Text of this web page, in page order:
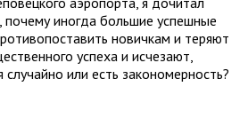
почему иногда большие успешные
новичкам и теряют
успеха и исчезают,
или есть закономерность?